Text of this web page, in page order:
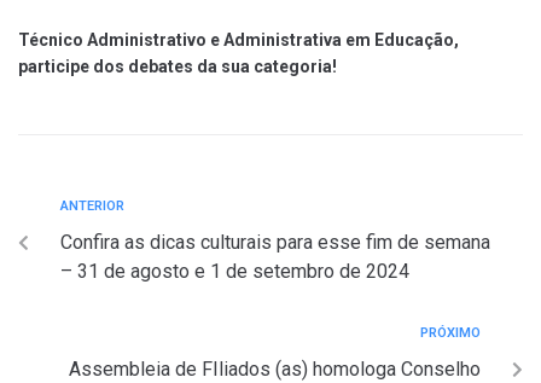
Técnico Administrativo e Administrativa em Educação,
participe dos debates da sua categoria!
ANTERIOR
Confira as dicas culturais para esse fim de semana
– 31 de agosto e 1 de setembro de 2024
PRÓXIMO
Assembleia de FIliados (as) homologa Conselho